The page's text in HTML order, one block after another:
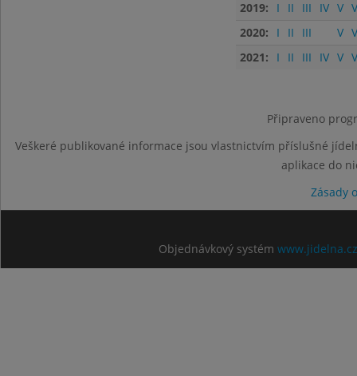
2019:
I II III IV V
2020:
I II III V
2021:
I II III IV V
Připraveno
Veškeré publikované informace jsou vlastnictvím příslušné
aplikace do
Zásady
Objednávkový systém www.jidelna.cz